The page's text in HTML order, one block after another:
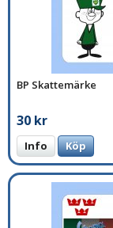
BP Skattemärke
30 kr
Info Köp